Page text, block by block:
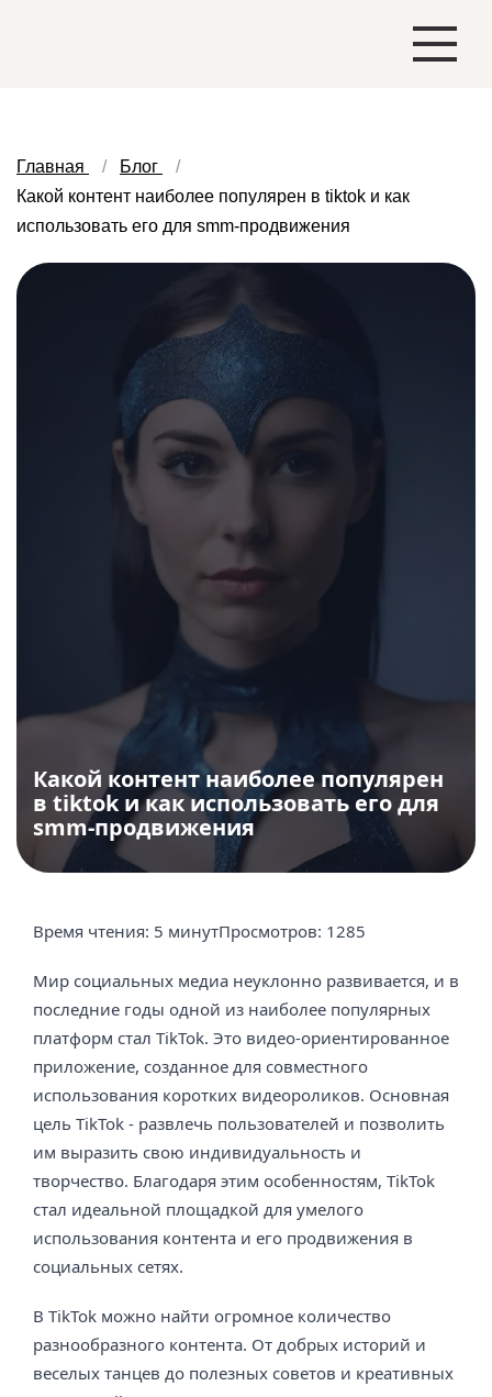
Главная
Блог
Какой контент наиболее популярен в tiktok и как
использовать его для smm-продвижения
Какой контент наиболее популярен
в tiktok и как использовать его для
smm-продвижения
Время чтения: 5 минутПросмотров: 1285
Мир социальных медиа неуклонно развивается, и в
последние годы одной из наиболее популярных
платформ стал TikTok. Это видео-ориентированное
приложение, созданное для совместного
использования коротких видеороликов. Основная
цель TikTok - развлечь пользователей и позволить
им выразить свою индивидуальность и
творчество. Благодаря этим особенностям, TikTok
стал идеальной площадкой для умелого
использования контента и его продвижения в
социальных сетях.
В TikTok можно найти огромное количество
разнообразного контента. От добрых историй и
веселых танцев до полезных советов и креативных